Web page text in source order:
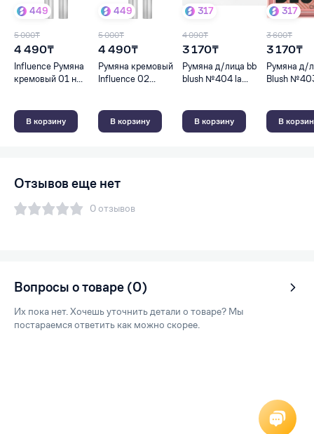
449
5 000₸
4 490₸
Influence Румяна
кремовый 01 н...
В корзину
449
5 000₸
4 490₸
Румяна кремовый
Influence 02...
В корзину
317
4 090₸
3 170₸
Румяна д/лица bb
blush №404 la...
В корзину
317
3 600₸
3 170₸
Румяна д/
Blush
В
Отзывов еще нет
0 отзывов
Вопросы о товаре (0)
Их пока нет. Хочешь уточнить детали о товаре? Мы
постараемся ответить как можно скорее.